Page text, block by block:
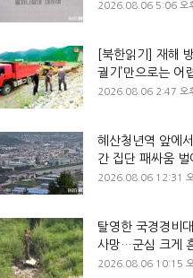
2026.08.06 5:06 오
[북한읽기] 재해
궐기’만으로는 어
2026.08.06 2:47 오
혜산청년역 앞에
간 집단 패싸움 벌
2026.08.06 12:31
탈영한 국경경비
사망…군심 크게
2026.08.06 10:15